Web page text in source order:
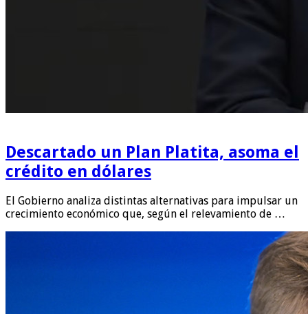
Descartado un Plan Platita, asoma el
crédito en dólares
El Gobierno analiza distintas alternativas para impulsar un
crecimiento económico que, según el relevamiento de …